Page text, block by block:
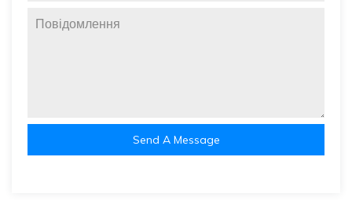
Send A Message